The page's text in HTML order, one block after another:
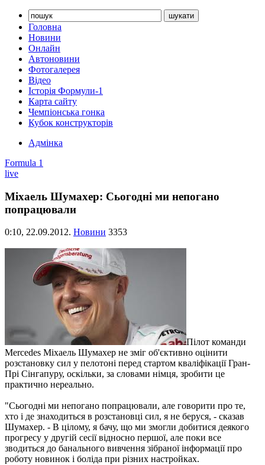
Головна
Новини
Онлайн
Автоновини
Фотогалерея
Відео
Історія Формули-1
Карта сайту
Чемпіонська гонка
Кубок конструкторів
Адмінка
Formula 1
live
Міхаель Шумахер: Сьогодні ми непогано
попрацювали
0:10, 22.09.2012. Новини 3353
Пілот команди
Mercedes Міхаель Шумахер не зміг об'єктивно оцінити
розстановку сил у пелотоні перед стартом кваліфікації Гран-
Прі Сінгапуру, оскільки, за словами німця, зробити це
практично нереально.
"Сьогодні ми непогано попрацювали, але говорити про те,
хто і де знаходиться в розстановці сил, я не беруся, - сказав
Шумахер. - В цілому, я бачу, що ми змогли добитися деякого
прогресу у другій сесії відносно першої, але поки все
зводиться до банального вивчення зібраної інформації про
роботу новинок і боліда при різних настройках.